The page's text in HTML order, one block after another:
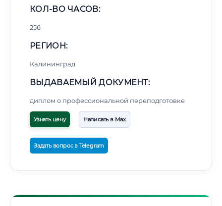
КОЛ-ВО ЧАСОВ:
256
РЕГИОН:
Калининград
ВЫДАВАЕМЫЙ ДОКУМЕНТ:
диплом о профессиональной переподготовке
Узнать цену Написать в Max
Задать вопрос в Telegram